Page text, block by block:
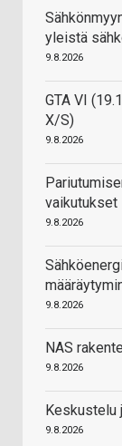
yleistä
9.8.2026
GTA VI
X/S)
9.8.2026
vaikutukset
9.8.2026
9.8.2026
NAS
9.8.2026
Keskustelu
9.8.2026